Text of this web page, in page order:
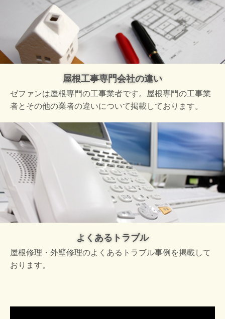
屋根工事専門会社の違い
ゼファンは屋根専門の工事業者です。屋根専門の工事業
者とその他の業者の違いについて掲載しております。
よくあるトラブル
屋根修理・外壁修理のよくあるトラブル事例を掲載して
おります。